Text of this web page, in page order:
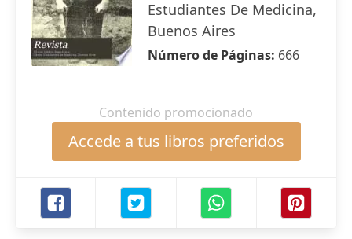
Estudiantes De Medicina,
Buenos Aires
Número de Páginas: 666
Contenido promocionado
Accede a tus libros preferidos